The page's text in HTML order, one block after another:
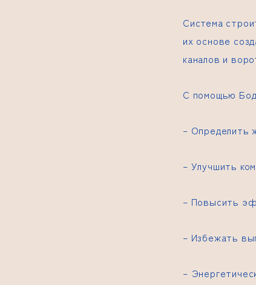
Система
их основе
каналов и
С помощью
– Определить
– Улучшить
– Повысить
– Избежать
–